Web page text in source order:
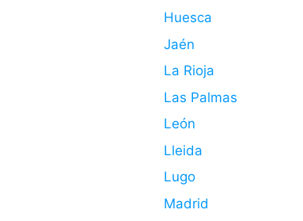
Huesca
Jaén
La Rioja
Las Palmas
León
Lleida
Lugo
Madrid